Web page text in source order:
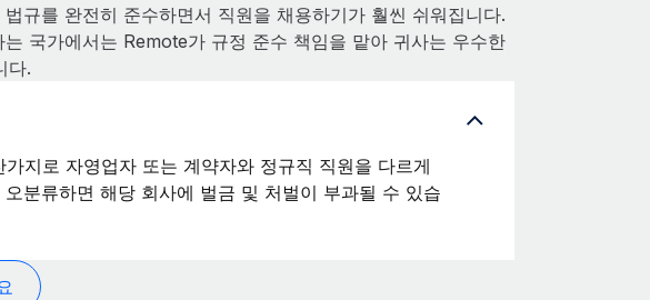
규를 완전히 준수하면서 직원을 채용하기가 훨씬 쉬워집니다.
는 국가에서는 Remote가 규정 준수 책임을 맡아 귀사는 우수한
다.
지로 자영업자 또는 계약자와 정규직 직원을 다르게
분류하면 해당 회사에 벌금 및 처벌이 부과될 수 있습